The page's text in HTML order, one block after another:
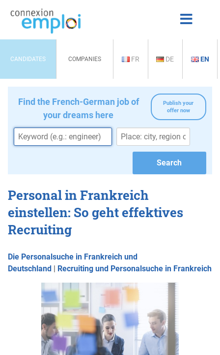
CANDIDATES COMPANIES FR DE EN
Publish your
offer now
Find the French-German job of
your dreams here
Personal in Frankreich
einstellen: So geht effektives
Recruiting
Die Personalsuche in Frankreich und
Deutschland | Recruiting und Personalsuche in Frankreich